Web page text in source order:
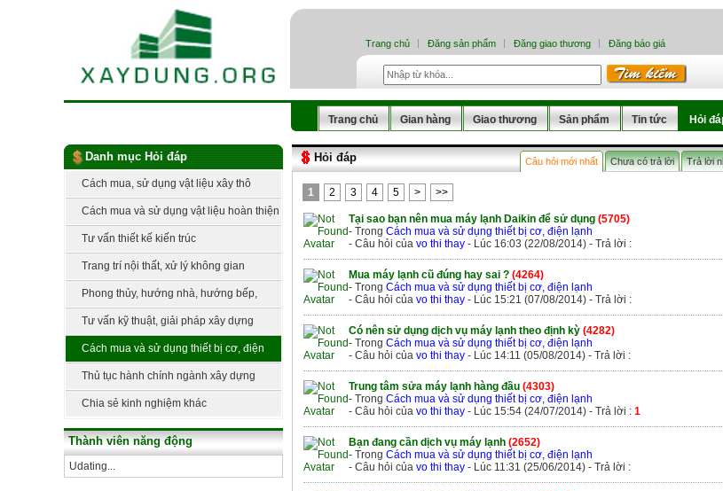
Trang chủ Đăng sản phẩm Đăng giao thương Đăng báo giá
Trang chủ Gian hàng Giao thương Sản phẩm Tin tức Hỏi
Danh mục Hỏi đáp
Cách mua, sử dụng vật liệu xây thô
Cách mua và sử dụng vật liệu hoàn thiện
Tư vấn thiết kế kiến trúc
Trang trí nội thất, xử lý không gian
Phong thủy, hướng nhà, hướng bếp,
hướng đất
Tư vấn kỹ thuật, giải pháp xây dựng
Cách mua và sử dụng thiết bị cơ, điện
lạnhThủ tục hành chính ngành xây dựng
Chia sẻ kinh nghiệm khác
Thành viên năng động
Udating...
Hỏi đáp Câu hỏi mới nhất Chưa có trả lời Trả lời
1 2 3 4 5 > >>
Tại sao bạn nên mua máy lạnh Daikin để sử dụng (5705)
- Trong Cách mua và sử dụng thiết bị cơ, điện lạnh
- Câu hỏi của vo thi thay - Lúc 16:03 (22/08/2014) - Trả lời :
Mua máy lạnh cũ đúng hay sai ? (4264)
- Trong Cách mua và sử dụng thiết bị cơ, điện lạnh
- Câu hỏi của vo thi thay - Lúc 15:21 (07/08/2014) - Trả lời :
Có nên sử dụng dịch vụ máy lạnh theo định kỳ (4282)
- Trong Cách mua và sử dụng thiết bị cơ, điện lạnh
- Câu hỏi của vo thi thay - Lúc 14:11 (05/08/2014) - Trả lời :
Trung tâm sửa máy lạnh hàng đầu (4303)
- Trong Cách mua và sử dụng thiết bị cơ, điện lạnh
- Câu hỏi của vo thi thay - Lúc 15:54 (24/07/2014) - Trả lời : 1
Bạn đang cần dịch vụ máy lạnh (2652)
- Trong Cách mua và sử dụng thiết bị cơ, điện lạnh
- Câu hỏi của vo thi thay - Lúc 11:31 (25/06/2014) - Trả lời :